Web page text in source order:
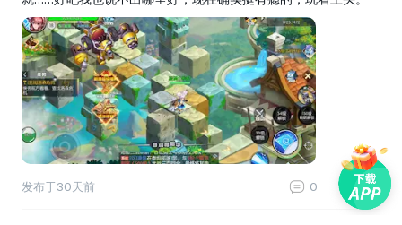
发布于30天前 0 0